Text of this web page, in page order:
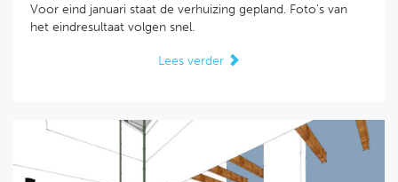
Voor eind januari staat de verhuizing gepland. Foto's van
het eindresultaat volgen snel.
Lees verder